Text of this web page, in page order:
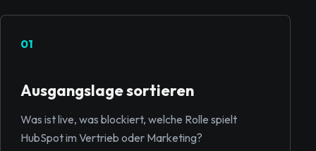
01
Ausgangslage sortieren
Was ist live, was blockiert, welche Rolle spielt
HubSpot im Vertrieb oder Marketing?